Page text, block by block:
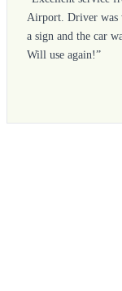
Airport. Driver was
a sign and the car
Will use again!”